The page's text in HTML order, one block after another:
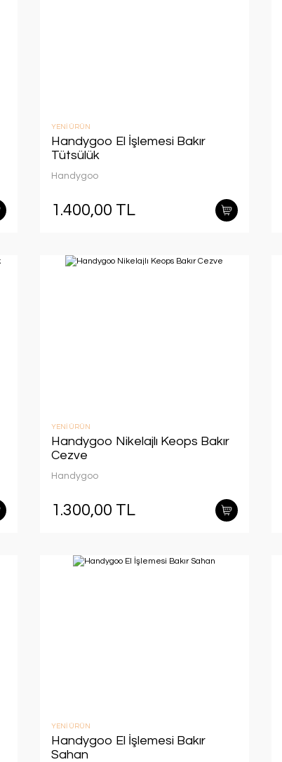
YENİ ÜRÜN
Handygoo El İşlemesi Bakır
Tütsülük
Handygoo
1.400,00 TL
YENİ ÜRÜN
Handygoo Nikelajlı Keops Bakır
Cezve
Handygoo
1.300,00 TL
YENİ ÜRÜN
Handygoo El İşlemesi Bakır
Sahan